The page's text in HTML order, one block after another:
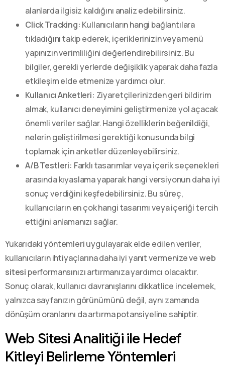
alanlarda ilgisiz kaldığını analiz edebilirsiniz.
Click Tracking: Kullanıcıların hangi bağlantılara
tıkladığını takip ederek, içeriklerinizin veya menü
yapınızın verimliliğini değerlendirebilirsiniz. Bu
bilgiler, gerekli yerlerde değişiklik yaparak daha fazla
etkileşim elde etmenize yardımcı olur.
Kullanıcı Anketleri: Ziyaretçilerinizden geri bildirim
almak, kullanıcı deneyimini geliştirmenize yol açacak
önemli veriler sağlar. Hangi özelliklerin beğenildiği,
nelerin geliştirilmesi gerektiği konusunda bilgi
toplamak için anketler düzenleyebilirsiniz.
A/B Testleri: Farklı tasarımlar veya içerik seçenekleri
arasında kıyaslama yaparak hangi versiyonun daha iyi
sonuç verdiğini keşfedebilirsiniz. Bu süreç,
kullanıcıların en çok hangi tasarımı veya içeriği tercih
ettiğini anlamanızı sağlar.
Yukarıdaki yöntemleri uygulayarak elde edilen veriler,
kullanıcıların ihtiyaçlarına daha iyi yanıt vermenize veweb
sitesi performansınızı artırmanıza yardımcı olacaktır.
Sonuç olarak, kullanıcı davranışlarını dikkatlice incelemek,
yalnızca sayfanızın görünümünü değil, aynı zamanda
dönüşüm oranlarını da artırma potansiyeline sahiptir.
Web Sitesi Analitiği ile Hedef
Kitleyi Belirleme Yöntemleri